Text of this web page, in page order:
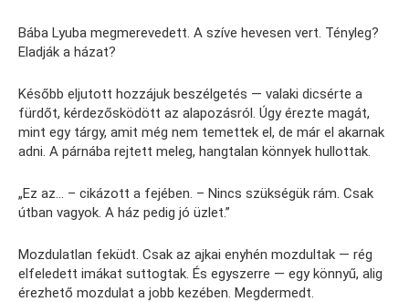
Bába Lyuba megmerevedett. A szíve hevesen vert. Tényleg?
Eladják a házat?
Később eljutott hozzájuk beszélgetés — valaki dicsérte a
fürdőt, kérdezősködött az alapozásról. Úgy érezte magát,
mint egy tárgy, amit még nem temettek el, de már el akarnak
adni. A párnába rejtett meleg, hangtalan könnyek hullottak.
„Ez az… – cikázott a fejében. – Nincs szükségük rám. Csak
útban vagyok. A ház pedig jó üzlet.”
Mozdulatlan feküdt. Csak az ajkai enyhén mozdultak — rég
elfeledett imákat suttogtak. És egyszerre — egy könnyű, alig
érezhető mozdulat a jobb kezében. Megdermedt.